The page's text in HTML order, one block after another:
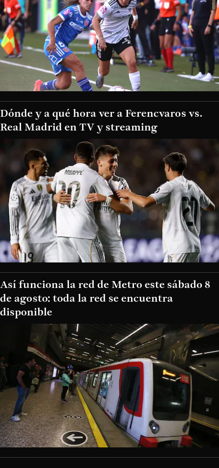
Dónde y a qué hora ver a Ferencvaros vs.
Real Madrid en TV y streaming
Así funciona la red de Metro este sábado 8
de agosto: toda la red se encuentra
disponible